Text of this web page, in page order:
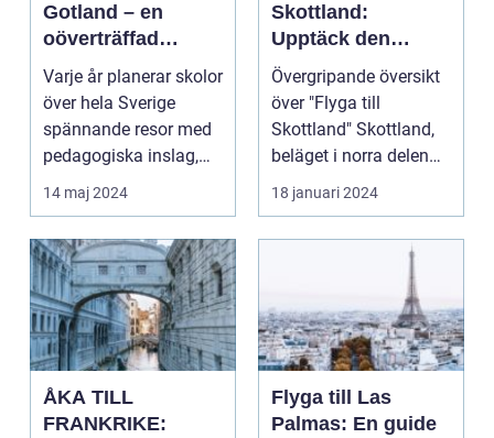
Gotland – en
oöverträffad
läroplan i levande
historia
Varje år planerar skolor
över hela Sverige
spännande resor med
pedagogiska inslag,
d...
14 maj 2024
Skottland:
Upptäck den
magnifika naturen
och rika historien
Övergripande översikt
över "Flyga till
Skottland" Skottland,
beläget i norra delen
av Storbritannie...
18 januari 2024
ÅKA TILL
FRANKRIKE:
Flyga till Las
Palmas: En guide